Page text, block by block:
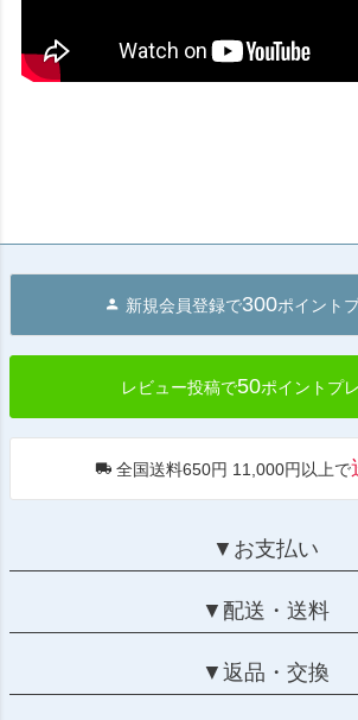
新規会員登録で300ポイント
レビュー投稿で50ポイントプ
全国送料650円 11,000円以上で
▼お支払い
▼配送・送料
▼返品・交換